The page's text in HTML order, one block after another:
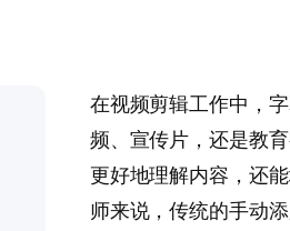
在视频剪辑工作中，
频、宣传片，还是教
更好地理解内容，还
师来说，传统的手动